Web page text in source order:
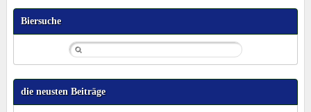
Biersuche
die neusten Beiträge